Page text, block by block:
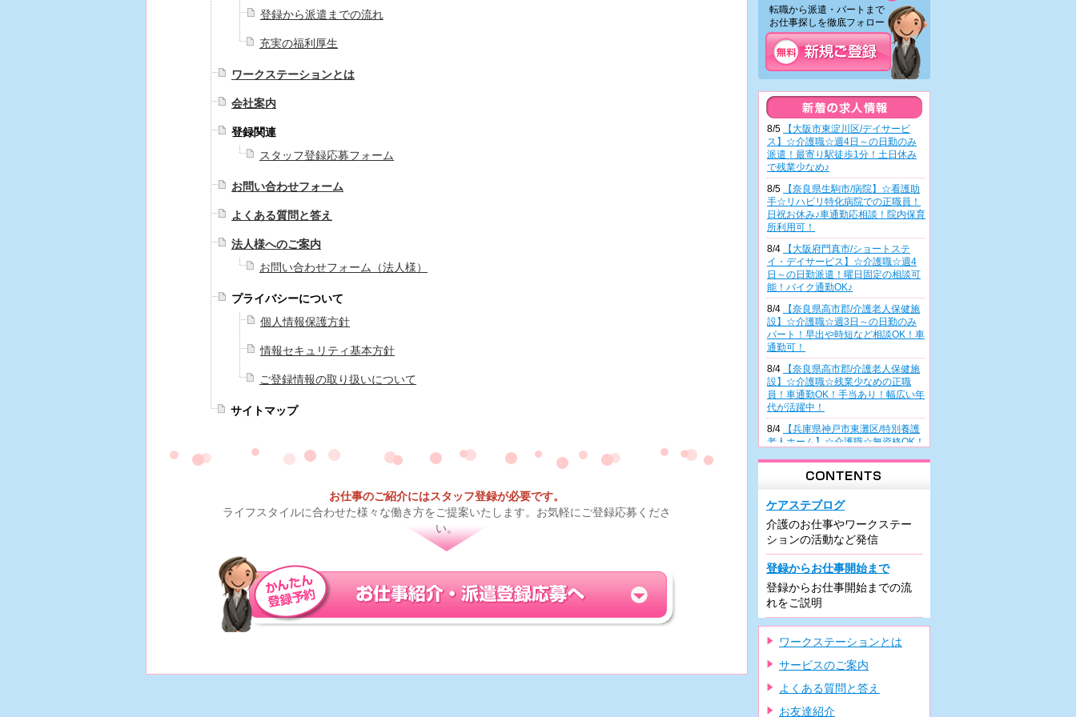
登録から派遣までの流れ
充実の福利厚生
ワークステーションとは
会社案内
登録関連
スタッフ登録応募フォーム
お問い合わせフォーム
よくある質問と答え
法人様へのご案内
お問い合わせフォーム（法人様）
プライバシーについて
個人情報保護方針
情報セキュリティ基本方針
ご登録情報の取り扱いについて
サイトマップ
お仕事のご紹介にはスタッフ登録が必要です。
ライフスタイルに合わせた様々な働き方をご提案いたします。お気軽にご登録応募くださ
い。
転職から派遣・パートまで
お仕事探しを徹底フォロー！
8/5
【大阪市東淀川区/デイサービ
ス】☆介護職☆週4日～の日勤のみ
派遣！最寄り駅徒歩1分！土日休み
で残業少なめ♪
8/5
【奈良県生駒市/病院】☆看護助
手☆リハビリ特化病院での正職員！
日祝お休み♪車通勤応相談！院内保育
所利用可！
8/4
【大阪府門真市/ショートステ
イ・デイサービス】☆介護職☆週4
日～の日勤派遣！曜日固定の相談可
能！バイク通勤OK♪
8/4
【奈良県高市郡/介護老人保健施
設】☆介護職☆週3日～の日勤のみ
パート！早出や時短など相談OK！車
通勤可！
8/4
【奈良県高市郡/介護老人保健施
設】☆介護職☆残業少なめの正職
員！車通勤OK！手当あり！幅広い年
代が活躍中！
8/4
【兵庫県神戸市東灘区/特別養護
老人ホーム】☆介護職☆無資格OK！
手☆無資格・未経験の方も歓迎！週
通勤可能♪
【兵庫県尼崎市/有料老人ホー
ム】☆介護職☆住宅型施設での正職
員！駅チカ♪車通勤可！残業少なめ♪
研修制度充実！
8/3【兵庫県尼崎市/有料老人ホー
正職員！車通勤可！駅近！資格があ
れば未経験可♪
7/31【大阪府堺市/デイケア】☆介護
職☆週3日～の日勤のみパート！車
通勤OK・駐車場の利用可！残業ほぼ
ナシ！
ケアステブログ
介護のお仕事やワークステー
ションの活動など発信
登録からお仕事開始まで
登録からお仕事開始までの流
れをご説明
ワークステーションとは
サービスのご案内
よくある質問と答え
お友達紹介